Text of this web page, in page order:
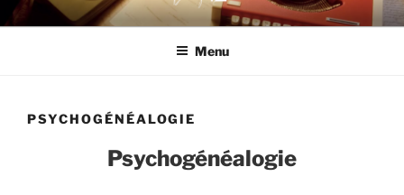
Aller
au
DOUZE12 THÉRAPIE
Menu
PSYCHOGÉNÉALOGIE
Psychogénéalogie